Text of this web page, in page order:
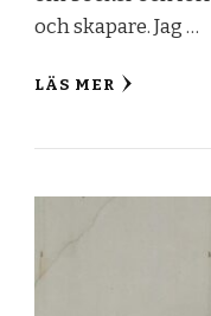
och skapare. Jag …
LÄS MER